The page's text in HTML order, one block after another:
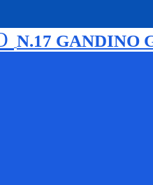
N.17 GANDINO